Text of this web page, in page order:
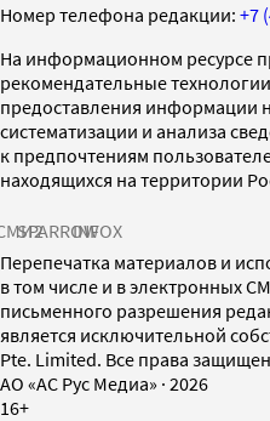
Номер телефона редакции: +7
На информационном ресурсе
рекомендательные
предоставления информации
систематизации и анализа
к предпочтениям
находящихся на территории
SPARROWINFOX
Перепечатка материалов и
в том числе и в электронных
письменного разрешения
является исключительной
Pte. Limited. Все права
AO «АС Рус Медиа» · 2026
16+